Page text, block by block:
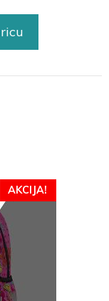
AKCIJA!